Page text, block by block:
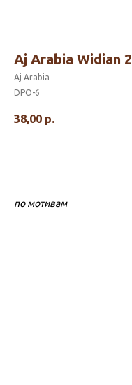
Aj Arabia Widian 2
Aj Arabia
DPO-6
38,00 р.
по мотивам